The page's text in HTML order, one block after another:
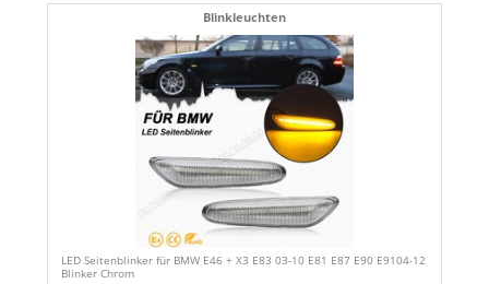
Blinkleuchten
LED Seitenblinker für BMW E46 + X3 E83 03-10 E81 E87 E90 E9104-12
Blinker Chrom